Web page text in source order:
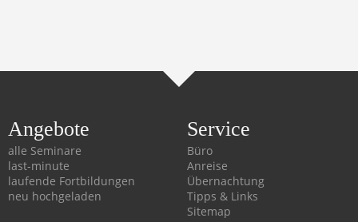
Angebote
alle Seminare
last-minute
laufende Fortbildungen
neu hochgeladen
Service
Büro
Anreise
Übernachtung
Tipps & Links
Sitemap